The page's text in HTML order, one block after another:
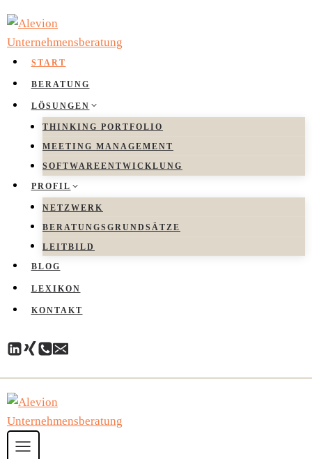
Inhalt
springen
START
BERATUNG
LÖSUNGEN
THINKING PORTFOLIO
MEETING MANAGEMENT
SOFTWAREENTWICKLUNG
PROFIL
NETZWERK
BERATUNGSGRUNDSÄTZE
LEITBILD
BLOG
LEXIKON
KONTAKT